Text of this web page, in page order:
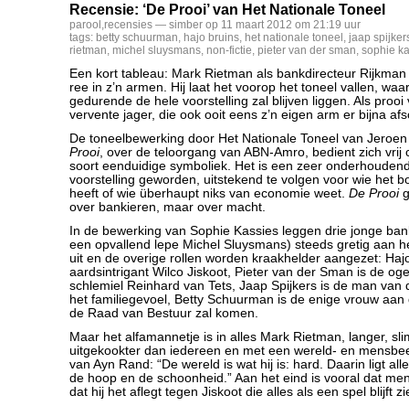
Recensie: ‘De Prooi’ van Het Nationale Toneel
parool ,recensies — simber op 11 maart 2012 om 21:19 uur
tags: betty schuurman, hajo bruins, het nationale toneel , jaap
rietman, michel sluysmans, non-fictie, pieter van der sman, sophie
Een kort tableau: Mark Rietman als bankdirecteur
ree in z’n armen. Hij laat het voorop het toneel vallen,
gedurende de hele voorstelling zal blijven liggen. Als prooi
vervente jager, die ook ooit eens z’n eigen arm er bijna
De toneelbewerking door Het Nationale Toneel van
Prooi, over de teloorgang van ABN-Amro, bedient zich vrij
soort eenduidige symboliek. Het is een zeer
voorstelling geworden, uitstekend te volgen voor wie het
heeft of wie überhaupt niks van economie weet. De Prooi
over bankieren, maar over macht.
In de bewerking van Sophie Kassies leggen drie jonge
een opvallend lepe Michel Sluysmans) steeds gretig aan
uit en de overige rollen worden kraakhelder aangezet:
aardsintrigant Wilco Jiskoot, Pieter van der Sman is de
schlemiel Reinhard van Tets, Jaap Spijkers is de man van
het familiegevoel, Betty Schuurman is de enige vrouw
de Raad van Bestuur zal komen.
Maar het alfamannetje is in alles Mark Rietman, langer,
uitgekookter dan iedereen en met een wereld- en
van Ayn Rand: “De wereld is wat hij is: hard. Daarin ligt
de hoop en de schoonheid.” Aan het eind is vooral dat
dat hij het aflegt tegen Jiskoot die alles als een spel blijft